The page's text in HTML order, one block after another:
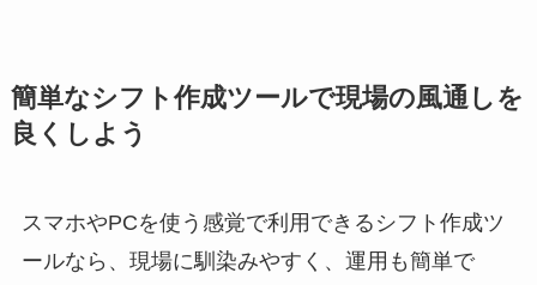
簡単なシフト作成ツールで現場の風通しを
良くしよう
スマホやPCを使う感覚で利用できるシフト作成ツ
ールなら、現場に馴染みやすく、運用も簡単で